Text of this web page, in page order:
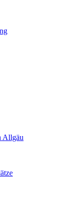
Allgäu